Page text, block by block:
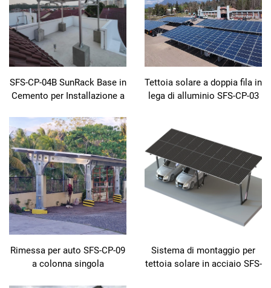
installazione facile, pensilina
solare BIPV
SFS-CP-04B SunRack Base in
Cemento per Installazione a
Tettoia solare a doppia fila in
lega di alluminio SFS-CP-03
Rimessa per auto SFS-CP-09
a colonna singola
Sistema di montaggio per
tettoia solare in acciaio SFS-